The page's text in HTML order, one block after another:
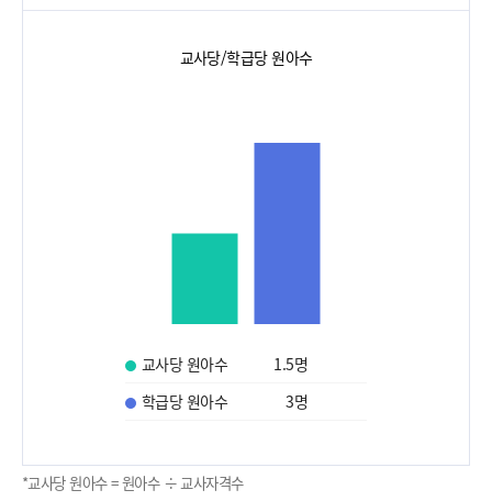
교사당/학급당 원아수
교사당 원아수 1.5명
학급당 원아수
3명
*교사당 원아수 = 원아수 ÷ 교사자격수